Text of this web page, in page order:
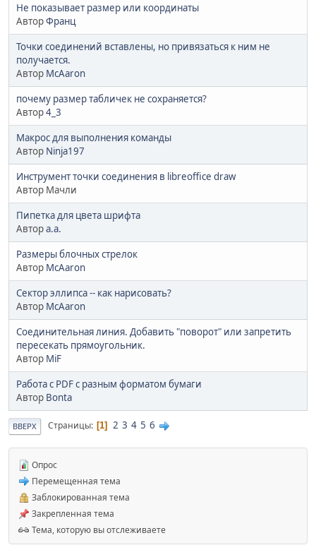
Не показывает размер или координаты
АвторФранц
Точки соединений вставлены, но привязаться к ним не
получается.
Автор McAaron
почему размер табличек не сохраняется?
Автор4_3
Макрос для выполнения команды
Автор Ninja197
Инструмент точки соединения в libreoffice draw
Автор Мачли
Пипетка для цвета шрифта
Авторa.a.
Размеры блочных стрелок
Автор McAaron
Сектор эллипса -- как нарисовать?
Автор McAaron
Соединительная линия. Добавить "поворот" или запретить
пересекать прямоугольник.
Автор MiF
Работа с PDF с разным форматом бумаги
Автор Bonta
ВВЕРХ Страницы 1 2 3 4 5 6
Опрос
Перемещенная тема
Заблокированная тема
Закрепленная тема
Тема, которую вы отслеживаете